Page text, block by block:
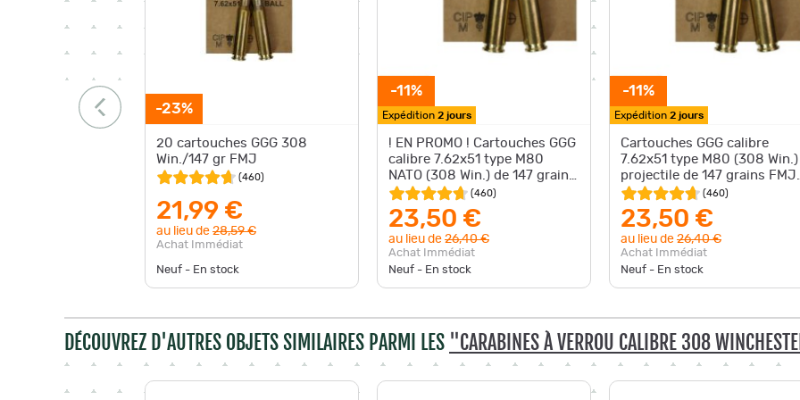
-23%
20 cartouches GGG 308
Win./147 gr FMJ
(460)
21,99 €
au lieu de 28,59 €
Achat Immédiat
Neuf - En stock
-11%
Expédition 2 jours
! EN PROMO ! Cartouches GGG
calibre 7.62x51 type M80
NATO (308 Win.) de 147 grains
FMJ PAR 20 (460)
23,50 €
au lieu de 26,40 €
Achat Immédiat
Neuf - En stock
-11%
Expédition 2 jours
Cartouches GGG calibre
7.62x51 type M80 (308 Win.)
projectile de 147 grains FMJ
PAR 20
(460)
23,50 €
au lieu de 26,40 €
Achat Immédiat
Neuf - En stock
DÉCOUVREZ D'AUTRES OBJETS SIMILAIRES PARMI LES "CARABINES À VERROU CALIBRE 308